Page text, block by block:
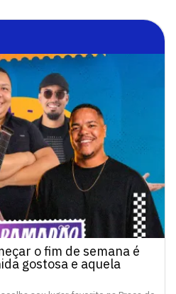
o fim de semana é
gostosa e aquela